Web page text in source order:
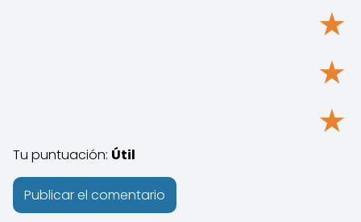
★
★
★
Tu puntuación: Útil